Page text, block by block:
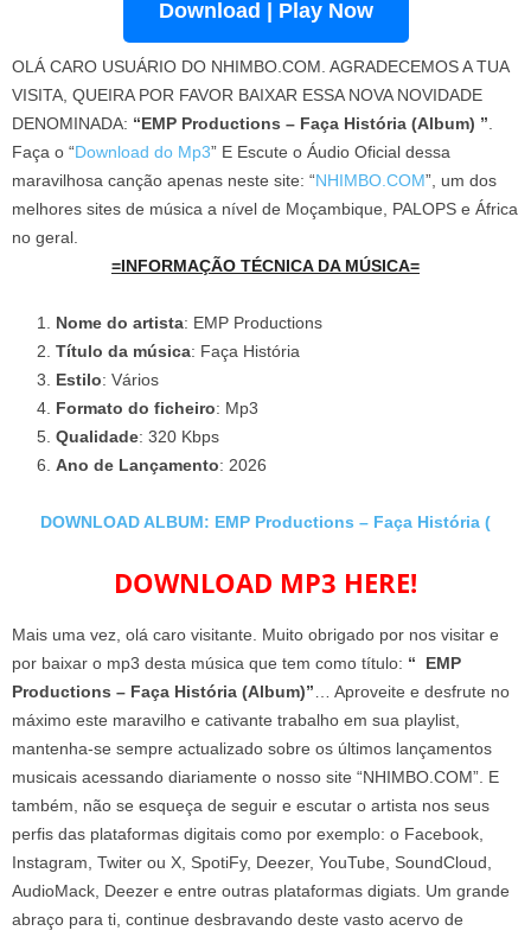
Download | Play Now
OLÁ CARO USUÁRIO DO NHIMBO.COM. AGRADECEMOS A TUA
VISITA, QUEIRA POR FAVOR BAIXAR ESSA NOVA NOVIDADE
DENOMINADA: “EMP Productions – Faça História (Album) ”
Faça o “Download do Mp3” E Escute o Áudio Oficial dessa
maravilhosa canção apenas neste site: “NHIMBO.COM”, um dos
melhores sites de música a nível de Moçambique, PALOPS e África
no geral.
=INFORMAÇÃO TÉCNICA DA MÚSICA=
Nome do artista: EMP Productions
Título da música: Faça História
Estilo: Vários
Formato do ficheiro: Mp3
Qualidade: 320 Kbps
Ano de Lançamento: 2026
DOWNLOAD ALBUM: EMP Productions – Faça História (
DOWNLOAD MP3 HERE!
Mais uma vez, olá caro visitante. Muito obrigado por nos visitar e
por baixar o mp3 desta música que tem como título: “ EMP
Productions – Faça História (Album)” … Aproveite e desfrute no
máximo este maravilho e cativante trabalho em sua playlist,
mantenha-se sempre actualizado sobre os últimos lançamentos
musicais acessando diariamente o nosso site “NHIMBO.COM”. E
também, não se esqueça de seguir e escutar o artista nos seus
perfis das plataformas digitais como por exemplo: o Facebook,
Instagram, Twiter ou X, SpotiFy, Deezer, YouTube, SoundCloud,
AudioMack, Deezer e entre outras plataformas digiats. Um grande
abraço para ti, continue desbravando deste vasto acervo de